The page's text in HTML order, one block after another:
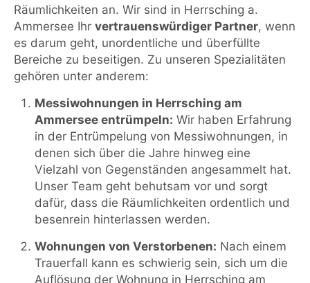
Räumlichkeiten an. Wir sind in Herrsching a.
Ammersee Ihr vertrauenswürdiger Partner, wenn
es darum geht, unordentliche und überfüllte
Bereiche zu beseitigen. Zu unseren Spezialitäten
gehören unter anderem:
Messiwohnungen in Herrsching am
Ammersee entrümpeln: Wir haben Erfahrung
in der Entrümpelung von Messiwohnungen, in
denen sich über die Jahre hinweg eine
Vielzahl von Gegenständen angesammelt hat.
Unser Team geht behutsam vor und sorgt
dafür, dass die Räumlichkeiten ordentlich und
besenrein hinterlassen werden.
Wohnungen von Verstorbenen: Nach einem
Trauerfall kann es schwierig sein, sich um die
Auflösung der Wohnung in Herrsching am